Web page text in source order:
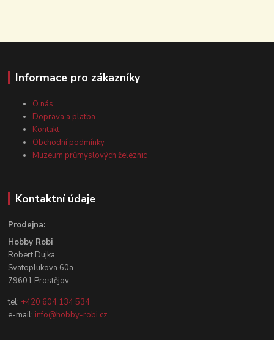
Informace pro zákazníky
O nás
Doprava a platba
Kontakt
Obchodní podmínky
Muzeum průmyslových železnic
Kontaktní údaje
Prodejna:
Hobby Robi
Robert Dujka
Svatoplukova 60a
79601 Prostějov
tel: +420 604 134 534
e-mail: info@hobby-robi.cz